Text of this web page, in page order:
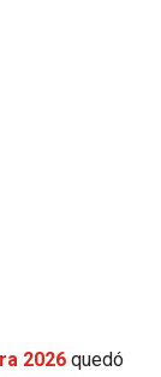
2026 quedó